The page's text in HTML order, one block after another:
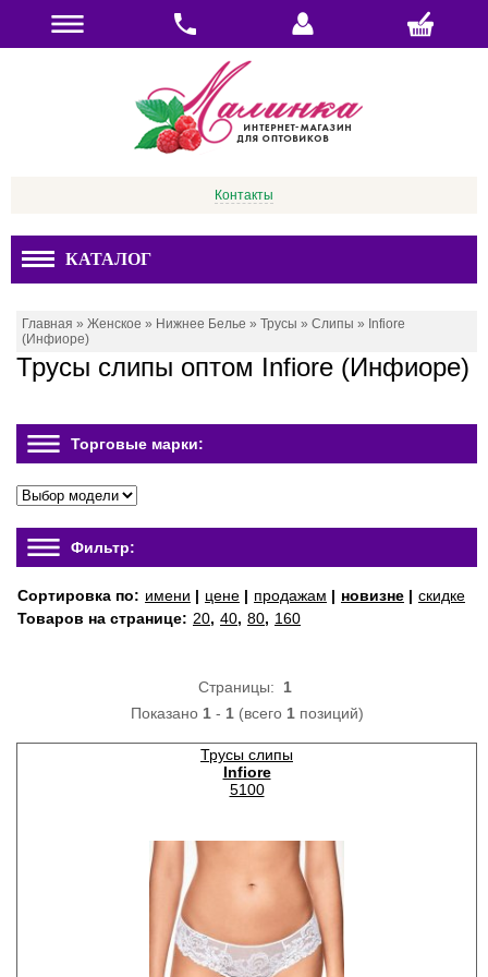
Контакты
КАТАЛОГ
Главная » Женское » Нижнее Белье » Трусы » Слипы » Infiore
(Инфиоре)
Трусы слипы оптом Infiore (Инфиоре)
Торговые марки:
Фильтр:
Сортировка по: имени | цене | продажам | новизне | скидке
Товаров на странице: 20, 40, 80, 160
Страницы: 1
Показано 1- 1(всего 1позиций)
Трусы слипы
Infiore
5100